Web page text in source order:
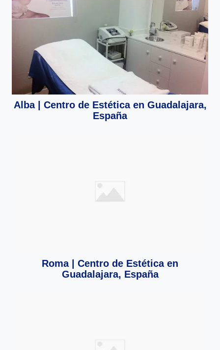
Alba | Centro de Estética en Guadalajara,
España
Roma | Centro de Estética en
Guadalajara, España